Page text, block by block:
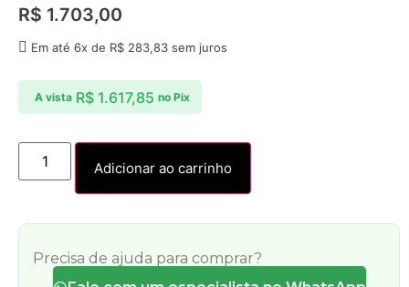
R$ 1.703,00
Em até 6x de R$ 283,83 sem juros
A vista R$1.617,85 no Pix
Adicionar ao carrinho
Precisa de ajuda para comprar?